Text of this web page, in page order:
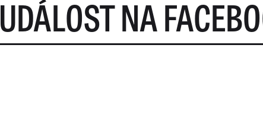
UDÁLOST NA